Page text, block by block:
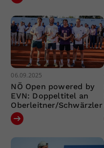
06.09.2025
NÖ Open powered by
EVN: Doppeltitel an
Oberleitner/Schwärzler